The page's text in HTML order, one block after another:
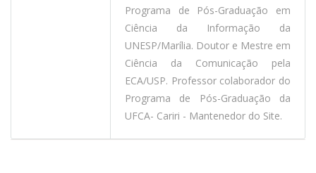
Programa de Pós-Graduação em
Ciência da Informação da
UNESP/Marília. Doutor e Mestre em
Ciência da Comunicação pela
ECA/USP. Professor colaborador do
Programa de Pós-Graduação da
UFCA- Cariri - Mantenedor do Site.